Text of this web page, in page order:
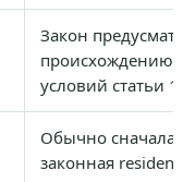
Закон
происхождению
условий статьи 17
Обычно сначала
законная